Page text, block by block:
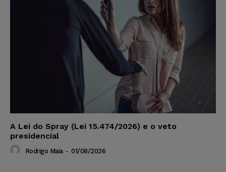
A Lei do Spray (Lei 15.474/2026) e o veto
presidencial
Rodrigo Maia - 01/08/2026